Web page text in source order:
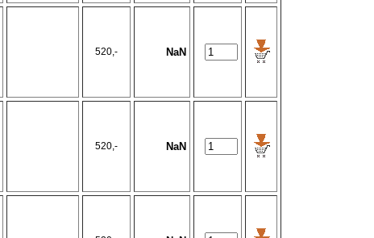
520,- NaN
520,- NaN